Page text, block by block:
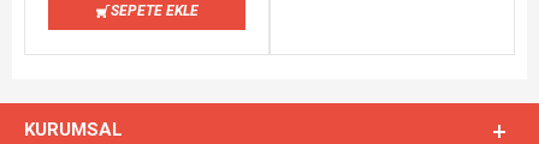
SEPETE EKLE
KURUMSAL